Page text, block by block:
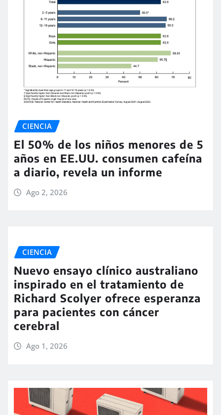
CIENCIA
El 50% de los niños menores de 5
años en EE.UU. consumen cafeína
a diario, revela un informe
Ago 2, 2026
CIENCIA
Nuevo ensayo clínico australiano
inspirado en el tratamiento de
Richard Scolyer ofrece esperanza
para pacientes con cáncer
cerebral
Ago 1, 2026